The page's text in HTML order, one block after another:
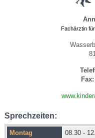
Fachärztin
Fax:
Sprechzeiten:
Montag
08.30 -